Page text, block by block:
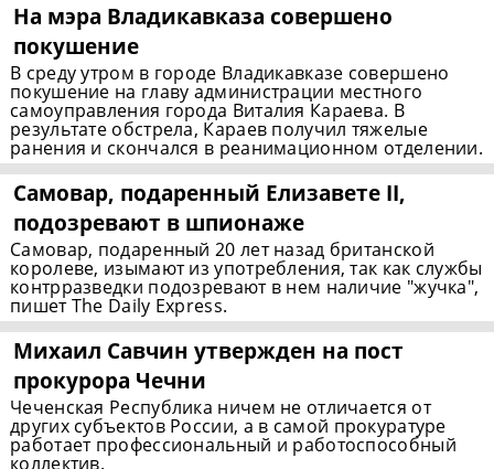
На мэра Владикавказа совершено
покушение
В среду утром в городе Владикавказе совершено
покушение на главу администрации местного
самоуправления города Виталия Караева. В
результате обстрела, Караев получил тяжелые
ранения и скончался в реанимационном отделении.
Самовар, подаренный Елизавете II,
подозревают в шпионаже
Самовар, подаренный 20 лет назад британской
королеве, изымают из употребления, так как службы
контрразведки подозревают в нем наличие "жучка",
пишет The Daily Express.
Михаил Савчин утвержден на пост
прокурора Чечни
Чеченская Республика ничем не отличается от
других субъектов России, а в самой прокуратуре
работает профессиональный и работоспособный
коллектив.